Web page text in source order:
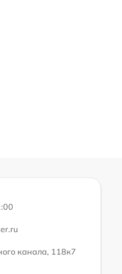
канала, 118к7